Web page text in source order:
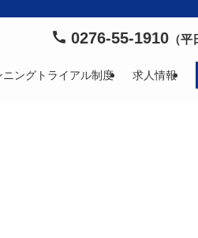
ニングトライアル制度 求人情報
0276-55-1910 （